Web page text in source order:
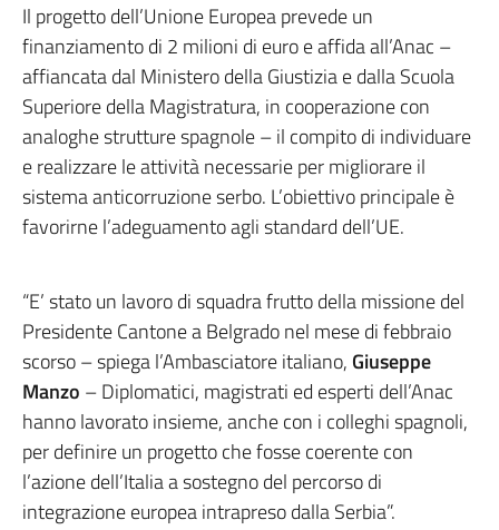
Il progetto dell’Unione Europea prevede un
finanziamento di 2 milioni di euro e affida all’Anac –
affiancata dal Ministero della Giustizia e dalla Scuola
Superiore della Magistratura, in cooperazione con
analoghe strutture spagnole – il compito di individuare
e realizzare le attività necessarie per migliorare il
sistema anticorruzione serbo. L’obiettivo principale è
favorirne l’adeguamento agli standard dell’UE.
“E’ stato un lavoro di squadra frutto della missione del
Presidente Cantone a Belgrado nel mese di febbraio
scorso – spiega l’Ambasciatore italiano, Giuseppe
Manzo – Diplomatici, magistrati ed esperti dell’Anac
hanno lavorato insieme, anche con i colleghi spagnoli,
per definire un progetto che fosse coerente con
l’azione dell’Italia a sostegno del percorso di
integrazione europea intrapreso dalla Serbia”.